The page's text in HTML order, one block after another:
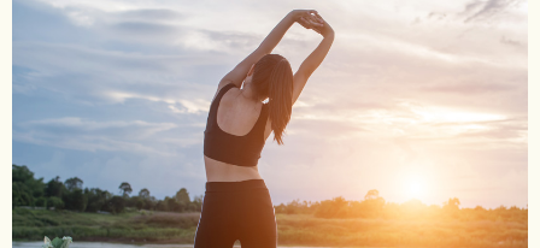
カラーパレット購入
ブログ